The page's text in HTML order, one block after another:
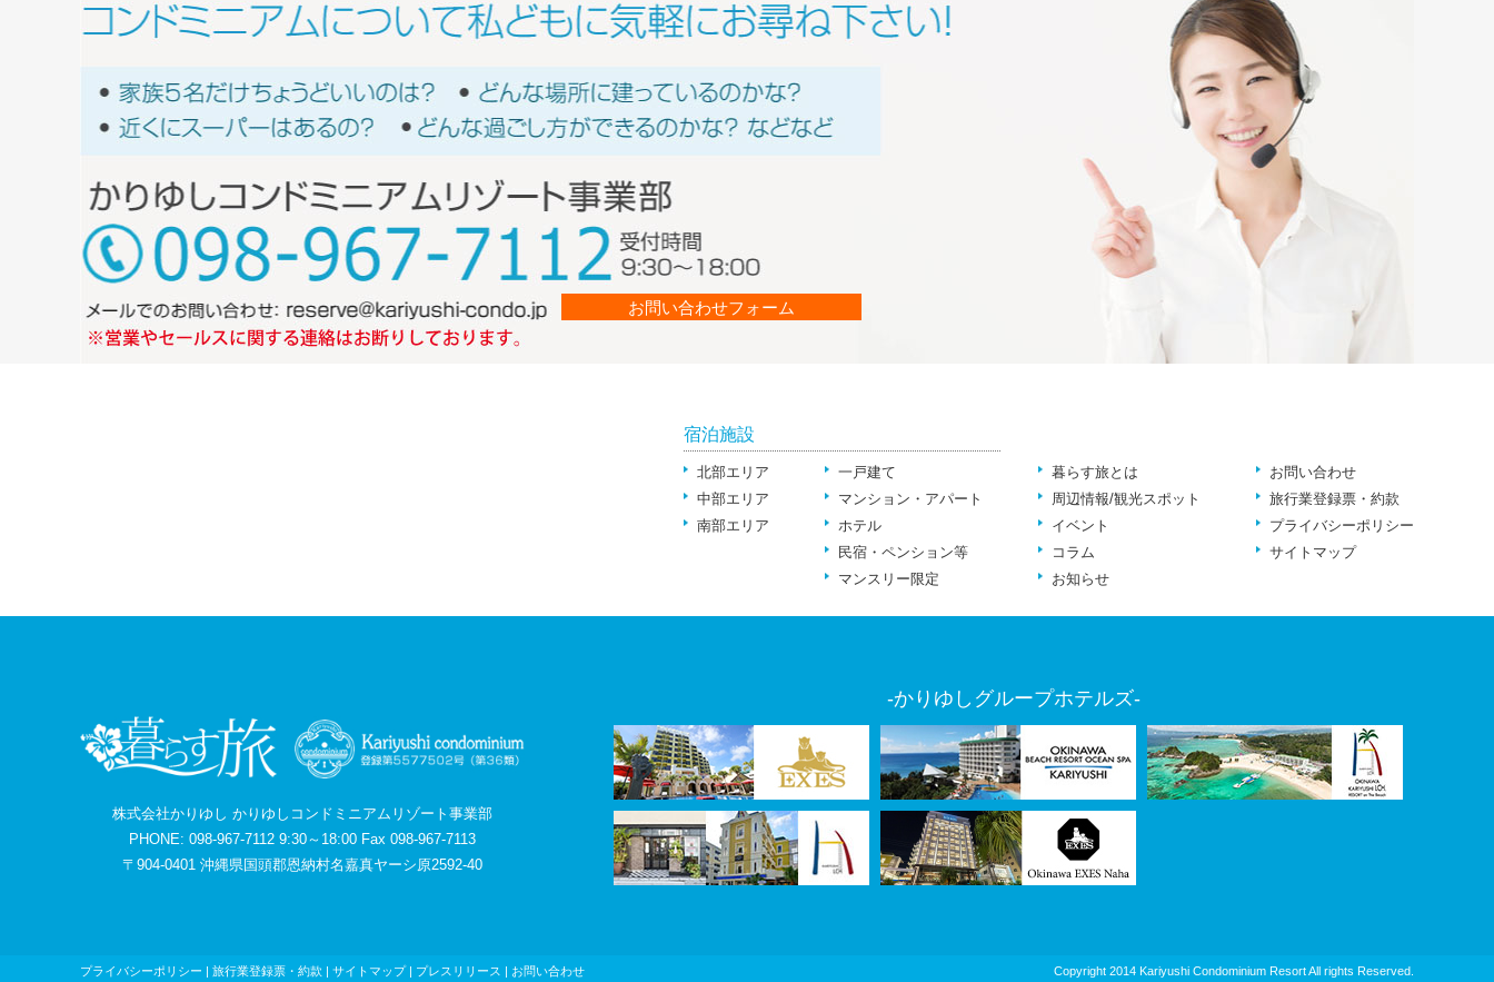
お問い合わせフォーム
宿泊施設
北部エリア
中部エリア
南部エリア
一戸建て
マンション・アパート
ホテル
民宿・ペンション等
マンスリー限定
暮らす旅とは
周辺情報/観光スポット
イベント
コラム
お知らせ
お問い合わせ
旅行業登録票・約款
プライバシーポリシー
サイトマップ
株式会社かりゆし かりゆしコンドミニアムリゾート事業部
PHONE: 098-967-7112 9:30～18:00 Fax 098-967-7113
〒904-0401 沖縄県国頭郡恩納村名嘉真ヤーシ原2592-40
-かりゆしグループホテルズ-
プライバシーポリシー 旅行業登録票・約款 サイトマップ| プレスリリース お問い合わせ Copyright 2014 Kariyushi Condominium Resort All rights Reserved.